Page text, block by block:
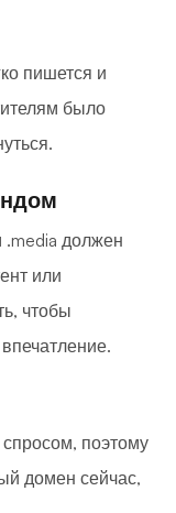
пишется и
было
должен
или
чтобы
поэтому
домен сейчас,